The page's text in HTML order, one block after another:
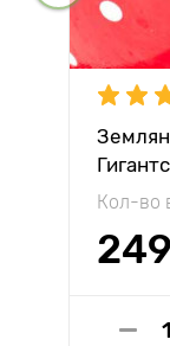
Кол-во
249